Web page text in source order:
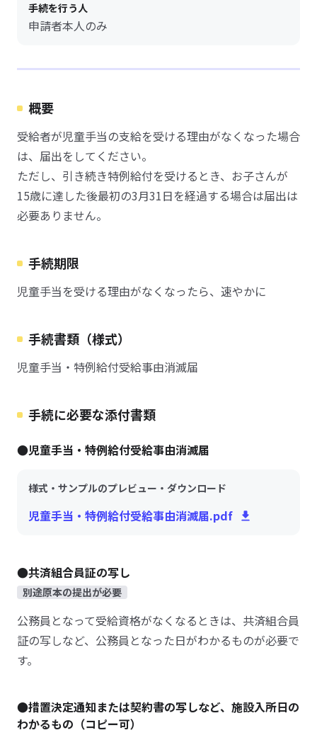
手続を行う人
申請者本人のみ
概要
受給者が児童手当の支給を受ける理由がなくなった場合
は、届出をしてください。
ただし、引き続き特例給付を受けるとき、お子さんが
15歳に達した後最初の3月31日を経過する場合は届出は
必要ありません。
手続期限
児童手当を受ける理由がなくなったら、速やかに
手続書類（様式）
児童手当・特例給付受給事由消滅届
手続に必要な添付書類
●児童手当・特例給付受給事由消滅届
様式・サンプルのプレビュー・ダウンロード
児童手当・特例給付受給事由消滅届.pdf
●共済組合員証の写し
別途原本の提出が必要
公務員となって受給資格がなくなるときは、共済組合員
証の写しなど、公務員となった日がわかるものが必要で
す。
●措置決定通知または契約書の写しなど、施設入所日の
わかるもの（コピー可）